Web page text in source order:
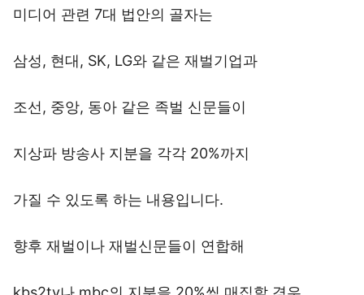
미디어 관련 7대 법안의 골자는
삼성, 현대, SK, LG와 같은 재벌기업과
조선, 중앙, 동아 같은 족벌 신문들이
지상파 방송사 지분을 각각 20%까지
가질 수 있도록 하는 내용입니다.
향후 재벌이나 재벌신문들이 연합해